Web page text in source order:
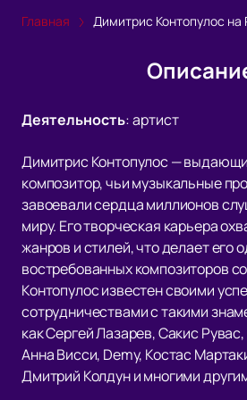
Главная Димитрис Контопулос на
Деятельность:артист
Димитрис Контопулос —
композитор, чьи музыкальные
завоевали сердца миллионов
миру. Его творческая карьера
жанров и стилей, что делает его
востребованных композиторов
Контопулос известен своими
сотрудничествами с такими
как Сергей Лазарев, Сакис
Анна Висси, Demy, Костас
Дмитрий Колдун и многими